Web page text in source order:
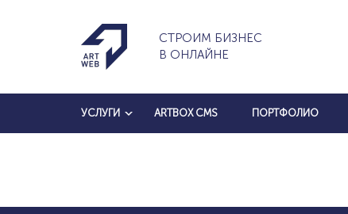
СТРОИМ БИЗНЕС
В ОНЛАЙНЕ
УСЛУГИ ARTBOX CMS ПОРТФОЛИО